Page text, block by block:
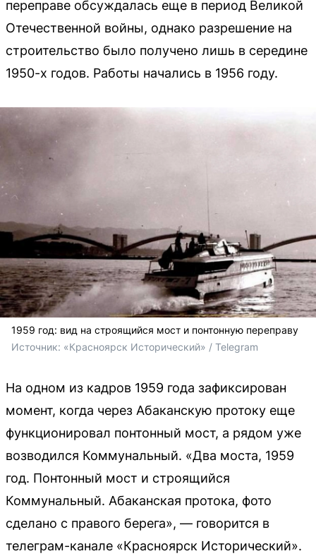
переправе обсуждалась еще в период Великой
Отечественной войны, однако разрешение на
строительство было получено лишь в середине
1950-х годов. Работы начались в 1956 году.
1959 год: вид на строящийся мост и понтонную переправу
Источник: «Красноярск Исторический» / Telegram
На одном из кадров 1959 года зафиксирован
момент, когда через Абаканскую протоку еще
функционировал понтонный мост, а рядом уже
возводился Коммунальный. «Два моста, 1959
год. Понтонный мост и строящийся
Коммунальный. Абаканская протока, фото
сделано с правого берега», — говорится в
телеграм-канале «Красноярск Исторический».